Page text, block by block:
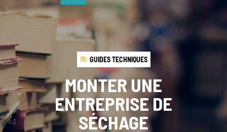
NOUS
DÉCOUVRIR
Qui sommes-
nous ?
Gouvernance
Transparence
Nos
NOS ACTIONS
Pays
d’intervention
Nos projets
Nos
expertises
Offres de
GUIDES TECHNIQUES
MONTER UNE
ENTREPRISE DE
SÉCHAGE